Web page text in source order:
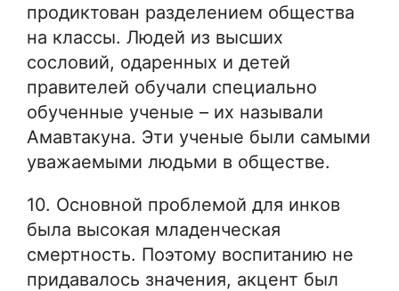
продиктован разделением общества
на классы. Людей из высших
сословий, одаренных и детей
правителей обучали специально
обученные ученые – их называли
Амавтакуна. Эти ученые были самыми
уважаемыми людьми в обществе.
10. Основной проблемой для инков
была высокая младенческая
смертность. Поэтому воспитанию не
придавалось значения, акцент был